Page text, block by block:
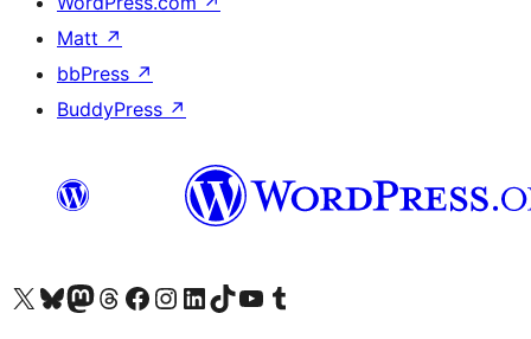
Matt ↗
bbPress ↗
BuddyPress ↗
Visita nuestra cuenta de X (anteriormente Twitter)
Visita nuestra cuenta de Bluesky
Visita nuestra cuenta de Mastodon
Visita nuestra cuenta de Threads
Visita nuestra página de Facebook
Visita nuestra cuenta de Instagram
Visita nuestra cuenta de LinkedIn
Visita nuestra cuenta de TikTok
Visita nuestro canal de YouTube
Visita nuestra cuenta de Tumblr